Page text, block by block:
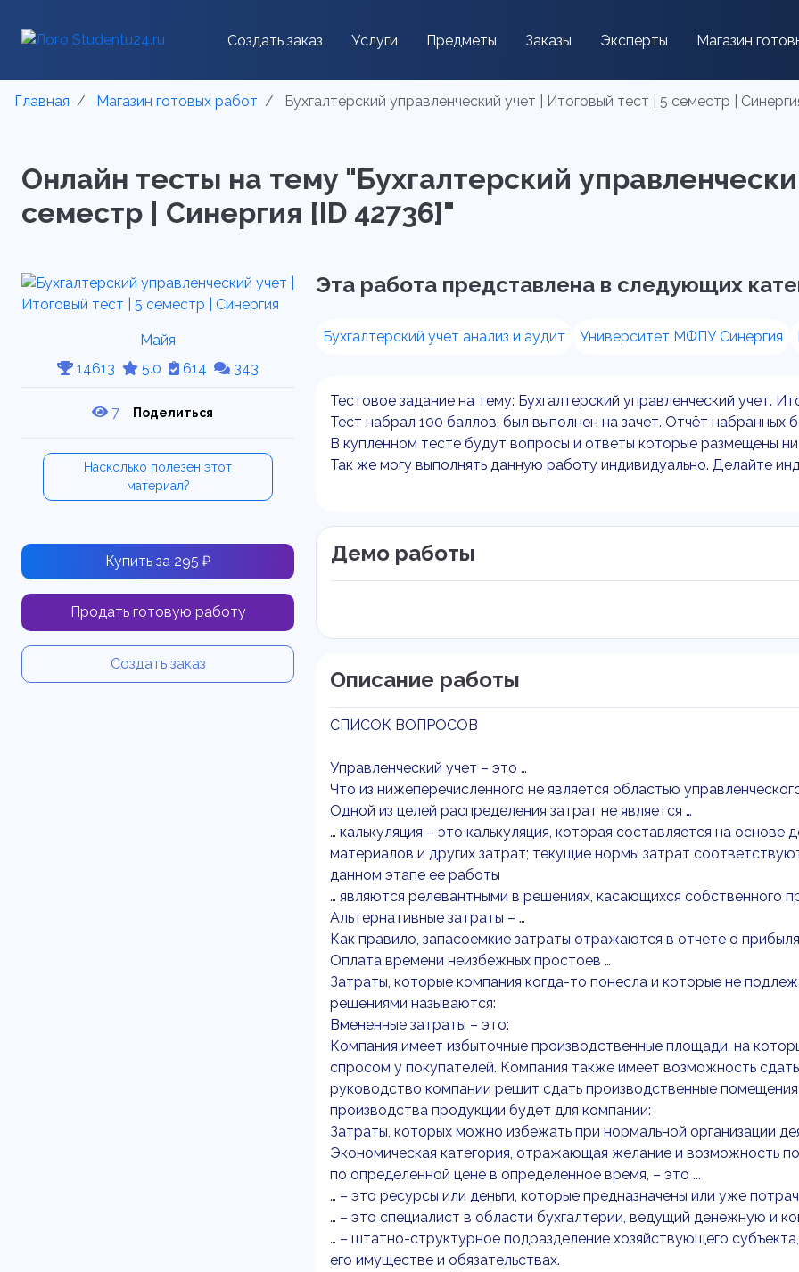
Создать заказ Услуги Предметы Заказы Эксперты Магазин
Главная Магазин готовых работ Бухгалтерский управленческий учет | Итоговый тест | 5 семестр |
Онлайн тесты на тему "Бухгалтерский
семестр | Синергия [ID 42736]"
Майя
14613
5.0 614 343
7 Поделиться
Насколько полезен этот
материал?
Купить за 295 ₽
Продать готовую работу
Создать заказ
Эта работа представлена в следующих
Бухгалтерский учет анализ и аудит Университет МФПУ Синергия
Тестовое задание на тему: Бухгалтерский управленческий учет.
Тест набрал 100 баллов, был выполнен на зачет. Отчёт
В купленном тесте будут вопросы и ответы которые размещены
Так же могу выполнять данную работу индивидуально. Делайте
Демо работы
Описание работы
СПИСОК ВОПРОСОВ
Управленческий учет – это …
Что из нижеперечисленного не является областью
Одной из целей распределения затрат не является …
… калькуляция – это калькуляция, которая составляется на
материалов и других затрат; текущие нормы затрат
данном этапе ее работы
… являются релевантными в решениях, касающихся собственного
Альтернативные затраты – …
Как правило, запасоемкие затраты отражаются в отчете о
Оплата времени неизбежных простоев …
Затраты, которые компания когда-то понесла и которые не
решениями называются:
Вмененные затраты – это:
Компания имеет избыточные производственные площади, на
спросом у покупателей. Компания также имеет возможность
руководство компании решит сдать производственные
производства продукции будет для компании:
Затраты, которых можно избежать при нормальной организации
Экономическая категория, отражающая желание и возможность
по определенной цене в определенное время, – это ...
… – это ресурсы или деньги, которые предназначены или уже
… – это специалист в области бухгалтерии, ведущий денежную и
… – штатно-структурное подразделение хозяйствующего
его имуществе и обязательствах.